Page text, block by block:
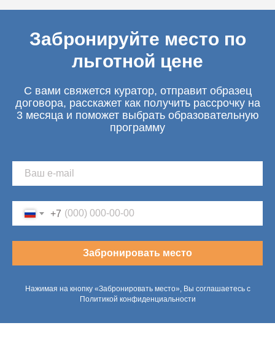
Забронируйте место по
льготной цене
С вами свяжется куратор, отправит образец
договора, расскажет как получить рассрочку на
3 месяца и поможет выбрать образовательную
программу
+7
Забронировать место
Нажимая на кнопку «Забронировать место», Вы соглашаетесь с
Политикой конфиденциальности